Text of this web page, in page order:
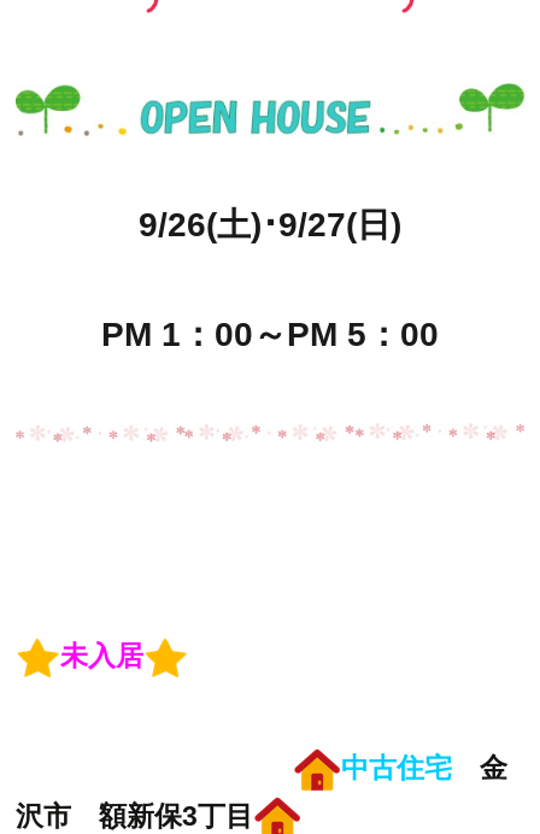
9/26(土)･9/27(日)
PM 1：00～PM 5：00
未入居
中古住宅
金
沢市 額新保3丁目